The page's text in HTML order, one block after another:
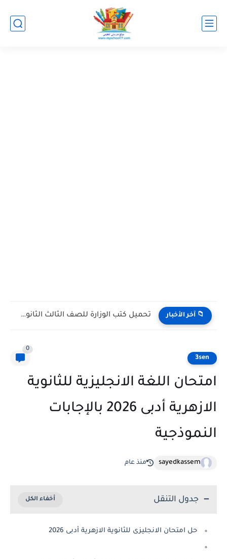
📁 آخر الأخبار
3sen
0
امتحان اللغة الانجليزية للثانوية
الازهرية أدبى 2026 بالإجابات
النموذجية
sayedkassem منذ عام
جدول التنقل
حل امتحان الانجليزى للثانوية الازهرية أدبى 2026